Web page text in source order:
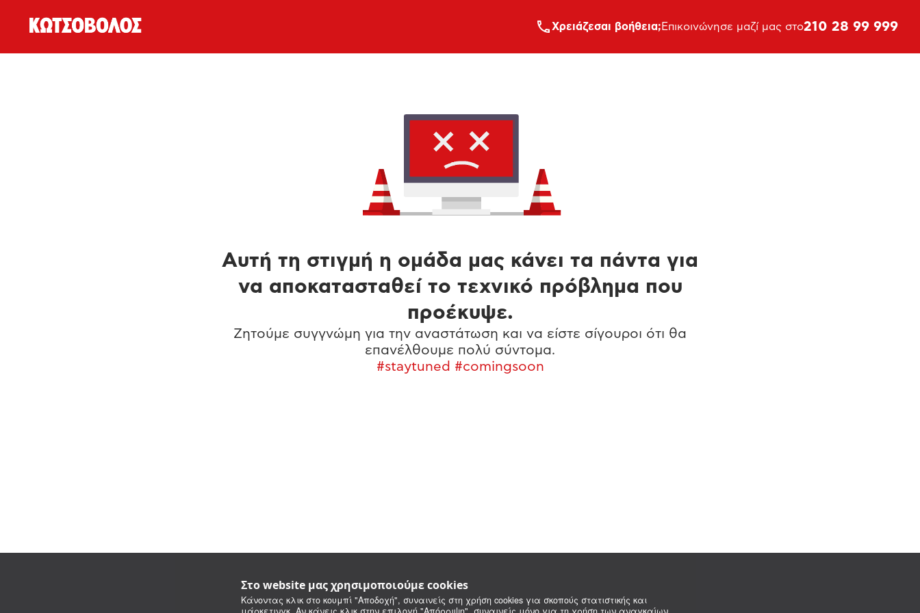
Στο website μας χρησιμοποιούμε cookies
Κάνοντας κλικ στο κουμπί "Αποδοχή", συναινείς στη χρήση cookies για σκοπούς στατιστικής και
Xρειάζεσαι βοήθεια; Επικοινώνησε μαζί μας στο210 28 99 999
Αυτή τη στιγμή η ομάδα μας κάνει τα πάντα για
να αποκατασταθεί το τεχνικό πρόβλημα που
προέκυψε.
Ζητούμε συγγνώμη για την αναστάτωση και να είστε σίγουροι ότι θα
επανέλθουμε πολύ σύντομα.
#staytuned #comingsoon